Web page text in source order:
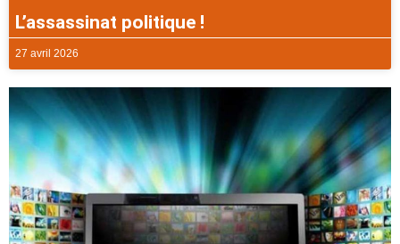
L’assassinat politique !
27 avril 2026